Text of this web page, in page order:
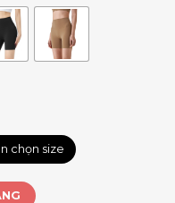
chọn size